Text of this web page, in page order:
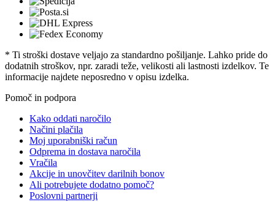
* Ti stroški dostave veljajo za standardno pošiljanje. Lahko pride do
dodatnih stroškov, npr. zaradi teže, velikosti ali lastnosti izdelkov. Te
informacije najdete neposredno v opisu izdelka.
Pomoč in podpora
Kako oddati naročilo
Načini plačila
Moj uporabniški račun
Odprema in dostava naročila
Vračila
Akcije in unovčitev darilnih bonov
Ali potrebujete dodatno pomoč?
Poslovni partnerji